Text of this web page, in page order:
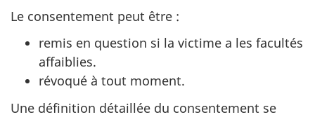
Le consentement peut être :
remis en question si la victime a les facultés
affaiblies.
révoqué à tout moment.
Une définition détaillée du consentement se